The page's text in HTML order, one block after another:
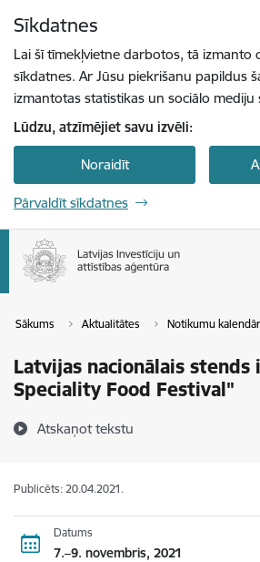
Sīkdatnes
Lai šī tīmekļvietne darbotos, tā izmanto
sīkdatnes. Ar Jūsu piekrišanu papildus
izmantotas statistikas un sociālo mediju
Lūdzu, atzīmējiet savu izvēli:
Noraidīt
Pārvaldīt sīkdatnes
Sākums Aktualitātes Notikumu
Latvijas nacionālais stends
Speciality Food Festival"
Atskaņot tekstu
Publicēts: 20.04.2021.
Datums
7.–9. novembris, 2021